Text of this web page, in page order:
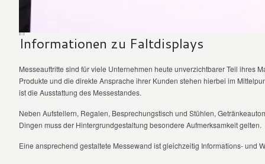
Informationen zu Faltdisplays
Messeauftritte sind für viele Unternehmen heute unverzichtbarer Teil ihres
Produkte und die direkte Ansprache ihrer Kunden stehen hierbei im
ist die Ausstattung des Messestandes.
Neben Aufstellern, Regalen, Besprechungstisch und Stühlen,
Dingen muss der Hintergrundgestaltung besondere Aufmerksamkeit gelten.
Eine ansprechend gestaltete Messewand ist gleichzeitig Informations- und